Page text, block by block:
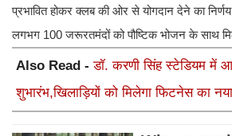
प्रभावित होकर क्लब की ओर से योगदान देने का
लगभग 100 जरूरतमंदों को पौष्टिक भोजन के साथ
Also Read -डॉ. करणी सिंह स्टेडियम में
शुभारंभ,खिलाड़ियों को मिलेगा फिटनेस का